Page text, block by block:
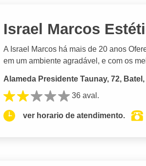
Israel Marcos
A Israel Marcos há mais de 20 anos
em um ambiente agradável, e com os
Alameda Presidente Taunay, 72,
36 aval.
ver horario de atendimento.